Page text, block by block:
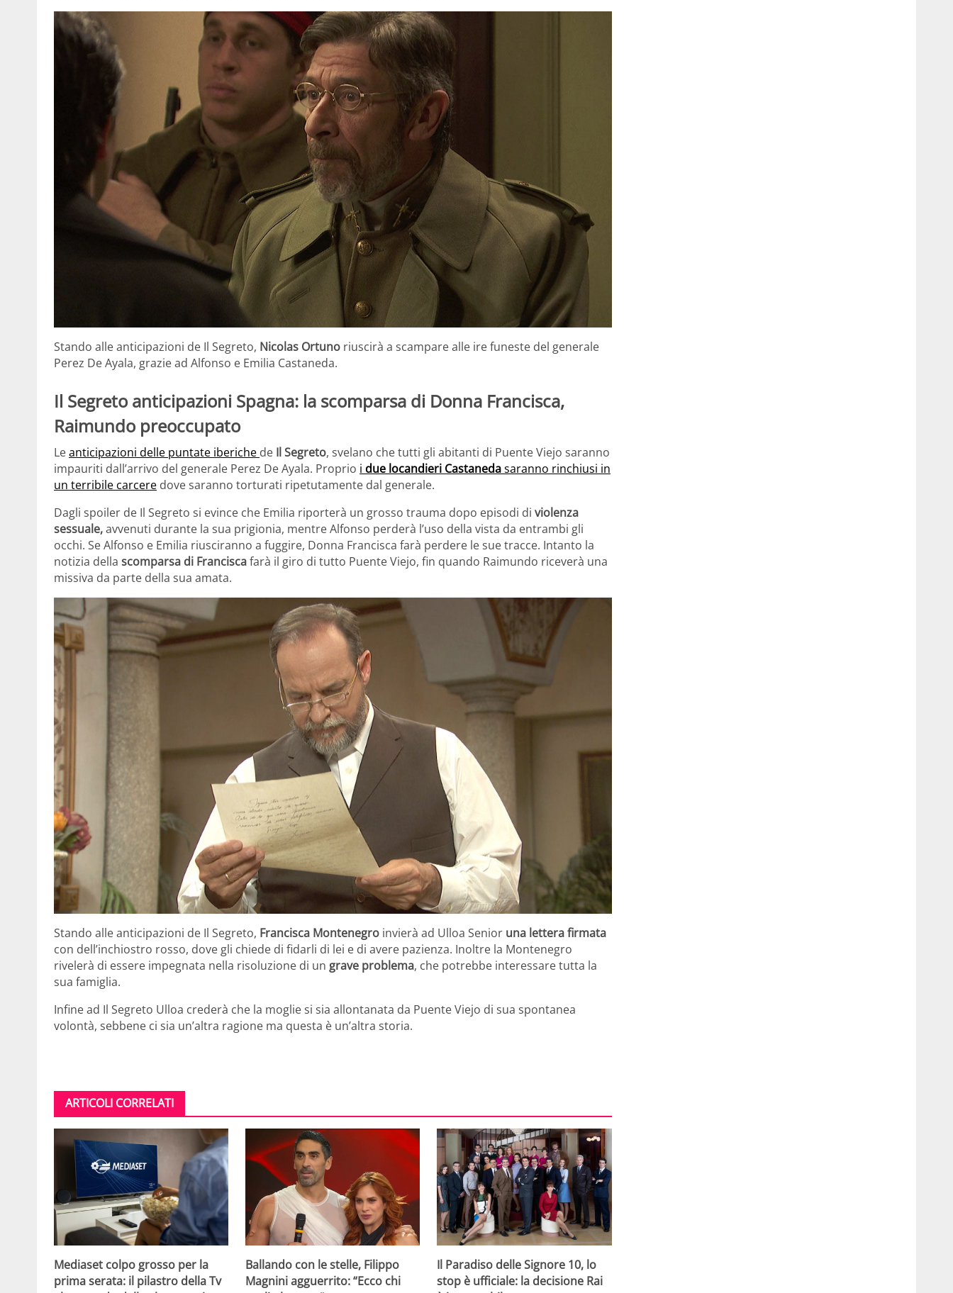
Stando alle anticipazioni de Il Segreto, Nicolas Ortuno riuscirà a scampare alle ire funeste del generale
Perez De Ayala, grazie ad Alfonso e Emilia Castaneda.
Il Segreto anticipazioni Spagna: la scomparsa di Donna Francisca,
Raimundo preoccupato
Leanticipazioni delle puntate iberiche de Il Segreto, svelano che tutti gli abitanti di Puente Viejo saranno
impauriti dall’arrivo del generale Perez De Ayala. Proprio i due locandieri Castanedasaranno rinchiusi in
un terribile carcere dove saranno torturati ripetutamente dal generale.
Dagli spoiler de Il Segreto si evince che Emilia riporterà un grosso trauma dopo episodi di violenza
sessuale,avvenuti durante la sua prigionia, mentre Alfonso perderà l’uso della vista da entrambi gli
occhi. Se Alfonso e Emilia riusciranno a fuggire, Donna Francisca farà perdere le sue tracce. Intanto la
notizia della scomparsa di Franciscafarà il giro di tutto Puente Viejo, fin quando Raimundo riceverà una
missiva da parte della sua amata.
Stando alle anticipazioni de Il Segreto, Francisca Montenegro invierà ad Ulloa Senior una lettera firmata
con dell’inchiostro rosso, dove gli chiede di fidarli di lei e di avere pazienza. Inoltre la Montenegro
rivelerà di essere impegnata nella risoluzione di un grave problema, che potrebbe interessare tutta la
sua famiglia.
Infine ad Il Segreto Ulloa crederà che la moglie si sia allontanata da Puente Viejo di sua spontanea
volontà, sebbene ci sia un’altra ragione ma questa è un’altra storia.
ARTICOLI CORRELATI
Mediaset colpo grosso per la
prima serata: il pilastro della Tv
Ballando con le stelle, Filippo
Magnini agguerrito: “Ecco chi
Il Paradiso delle Signore 10, lo
stop è ufficiale: la decisione Rai